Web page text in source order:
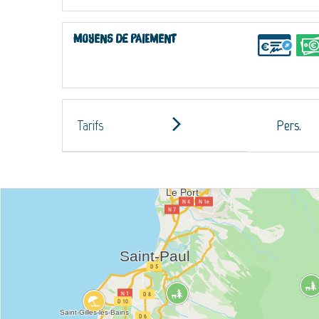
Moyens de paiement
Tarifs Pers.